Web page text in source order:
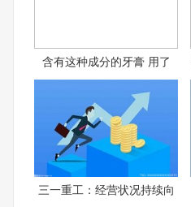
含有这种成分的牙膏 用了
三一重工：经营状况持续向